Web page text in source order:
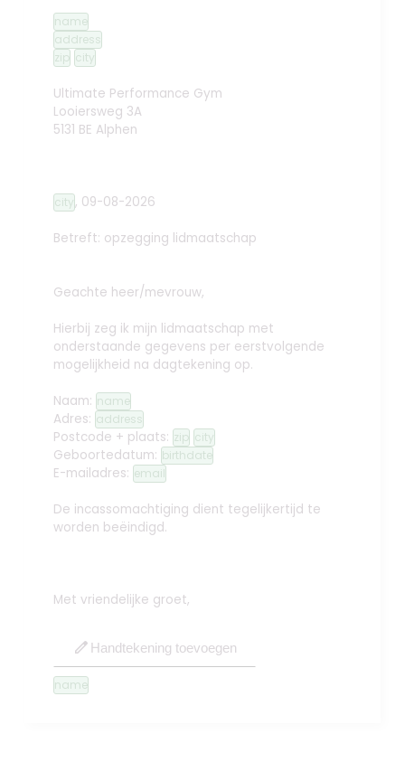
name
address
zip city
Ultimate Performance Gym
Looiersweg 3A
5131 BE Alphen
city, 09-08-2026
Betreft: opzegging lidmaatschap
Geachte heer/mevrouw,
Hierbij zeg ik mijn lidmaatschap met
onderstaande gegevens per eerstvolgende
mogelijkheid na dagtekening op.
Naam: name
Adres: address
Postcode + plaats: zip city
Geboortedatum: birthdate
E-mailadres: email
De incassomachtiging dient tegelijkertijd te
worden beëindigd.
Met vriendelijke groet,
edit Handtekening toevoegen
name